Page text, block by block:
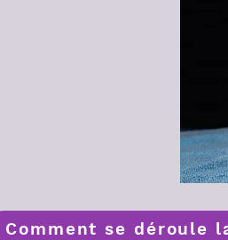
Comment se déroule